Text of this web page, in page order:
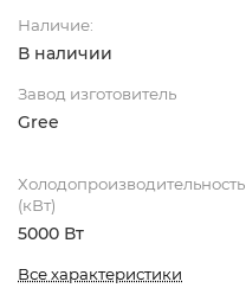
Наличие:
В наличии
Завод изготовитель
Gree
Холодопроизводительность
(кВт)
5000 Вт
Все характеристики